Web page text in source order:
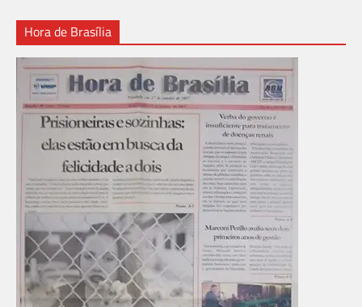
Hora de Brasília